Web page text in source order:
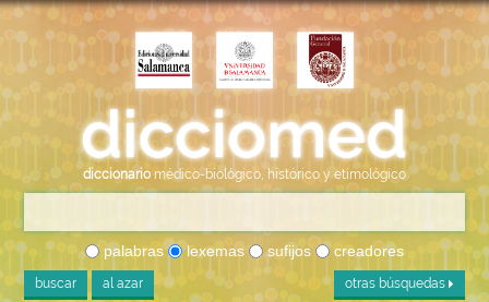
diccionario médico-biológico, histórico y etimológico
palabras lexemas sufijos creadores
buscar al azar otras búsquedas